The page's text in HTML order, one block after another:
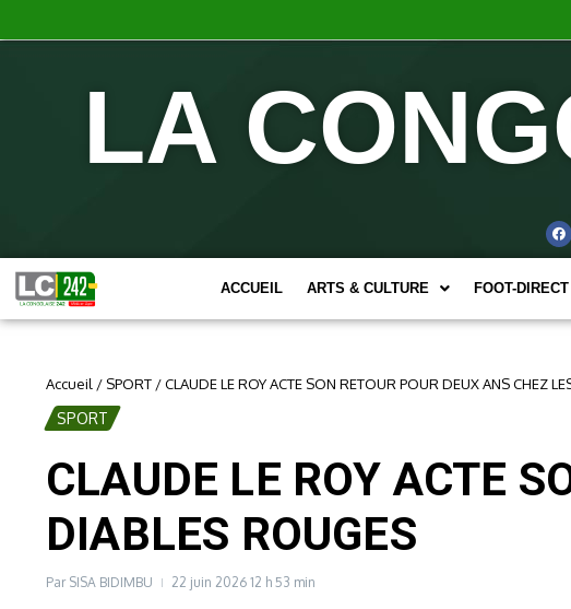
LA
ACCUEIL ARTS & CULTURE FOOT-DIRECT
Accueil / SPORT /CLAUDE LE ROY ACTE SON RETOUR POUR DEUX ANS CHEZ
SPORT
CLAUDE LE ROY ACTE
DIABLES ROUGES
Par SISA BIDIMBU 22 juin 2026 12 h 53 min